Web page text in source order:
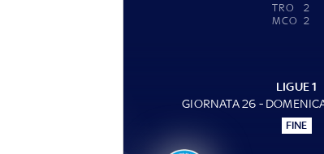
TRO
2
MCO 2
LIGUE 1
GIORNATA 26 -
FINE